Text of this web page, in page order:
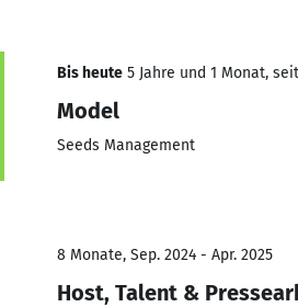
Bis heute 5 Jahre und 1 Monat,
Model
Seeds Management
8 Monate, Sep. 2024 - Apr. 2025
Host, Talent &